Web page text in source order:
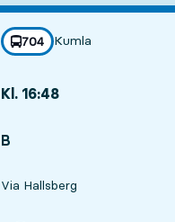
linje
704
mot
Kumla
,
Kl. 16:48
B
Via Hallsberg